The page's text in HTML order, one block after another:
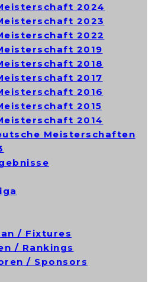
2024
2023
2022
2019
2018
2017
2016
2015
2014
Meisterschaften
/ Fixtures
/ Rankings
/ Sponsors